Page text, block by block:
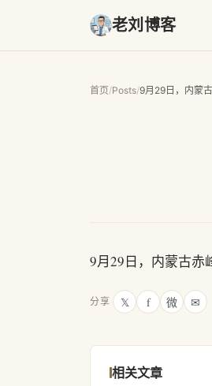
老刘博客
首页/Posts/9月29日，内蒙
9月29日，内蒙古赤
分享 𝕏 f 微 ✉
相关文章